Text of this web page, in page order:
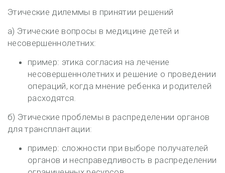
Этические дилеммы в принятии решений
а) Этические вопросы в медицине детей и
несовершеннолетних:
пример: этика согласия на лечение
несовершеннолетних и решение о проведении
операций, когда мнение ребенка и родителей
расходятся.
б) Этические проблемы в распределении органов
для трансплантации:
пример: сложности при выборе получателей
органов и несправедливость в распределении